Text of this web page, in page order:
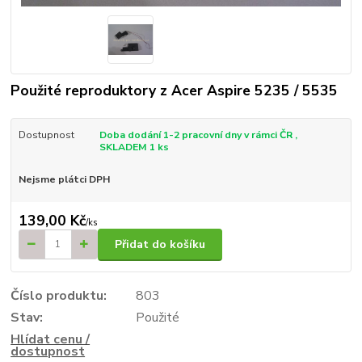
Použité reproduktory z Acer Aspire 5235 / 5535
Dostupnost
Doba dodání 1-2 pracovní dny v rámci ČR ,
SKLADEM 1 ks
Nejsme plátci DPH
139,00 Kč/ks
Přidat do košíku
Číslo produktu:
803
Stav:
Použité
Hlídat cenu /
dostupnost